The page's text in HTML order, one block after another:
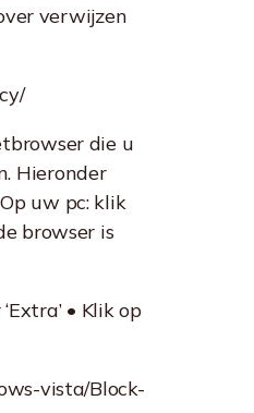
verwijzen
die u
Hieronder
uw pc: klik
browser is
• Klik op
vista/Block-